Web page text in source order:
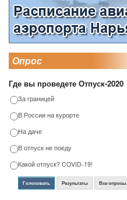
Опрос
Где вы проведете Отпуск-2020
За границей
В России на курорте
На даче
В отпуск не поеду
Какой отпуск? COVID-19!
Голосовать Результаты Все опросы